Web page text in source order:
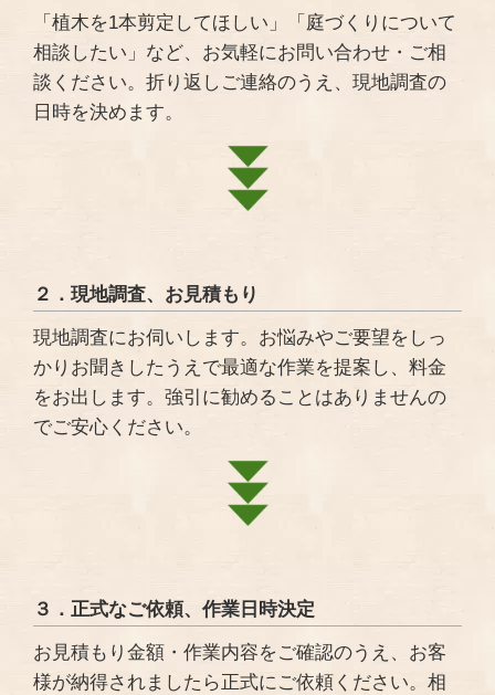
「植木を1本剪定してほしい」「庭づくりについて
相談したい」など、お気軽にお問い合わせ・ご相
談ください。折り返しご連絡のうえ、現地調査の
日時を決めます。
２．現地調査、お見積もり
現地調査にお伺いします。お悩みやご要望をしっ
かりお聞きしたうえで最適な作業を提案し、料金
をお出します。強引に勧めることはありませんの
でご安心ください。
３．正式なご依頼、作業日時決定
お見積もり金額・作業内容をご確認のうえ、お客
様が納得されましたら正式にご依頼ください。相